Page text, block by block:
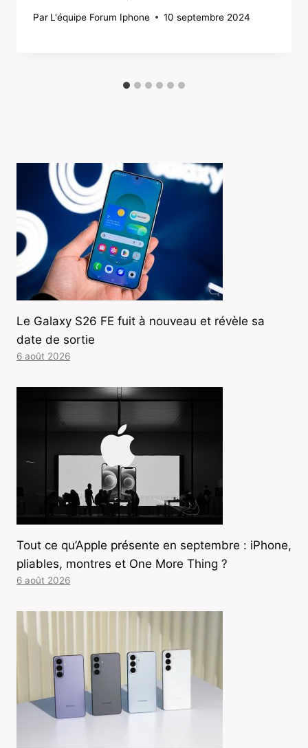
Par L'équipe Forum Iphone 10 septembre 2024
Le Galaxy S26 FE fuit à nouveau et révèle sa
date de sortie
6 août 2026
Tout ce qu’Apple présente en septembre : iPhone,
pliables, montres et One More Thing ?
6 août 2026